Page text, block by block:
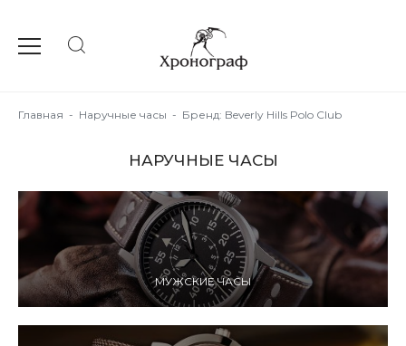
Главная - Наручные часы - Бренд: Beverly Hills Polo Club
НАРУЧНЫЕ ЧАСЫ
МУЖСКИЕ ЧАСЫ